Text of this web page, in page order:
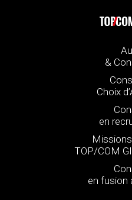
&
Choix
en
TOP/COM
en fusion